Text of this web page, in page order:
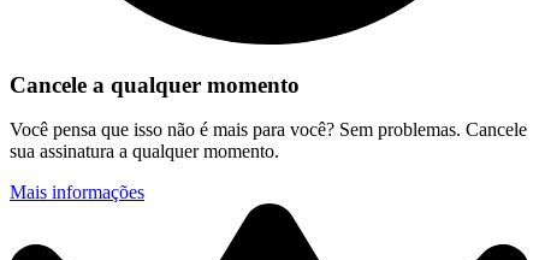
Cancele a qualquer momento
Você pensa que isso não é mais para você? Sem problemas. Cancele
sua assinatura a qualquer momento.
Mais informações